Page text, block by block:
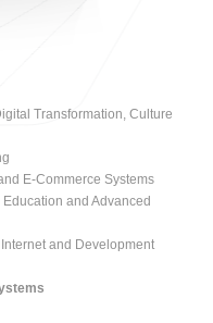
Transformation, Culture
E-Commerce Systems
and Advanced
and Development